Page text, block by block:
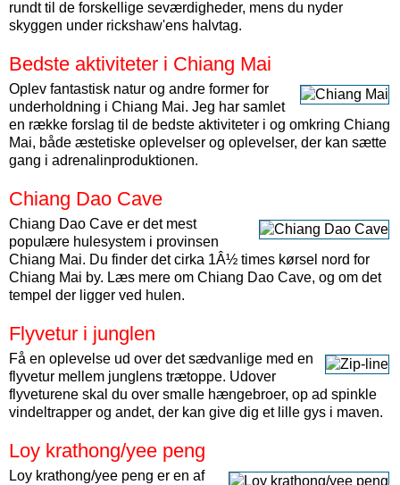
rundt til de forskellige seværdigheder, mens du nyder
skyggen under rickshaw'ens halvtag.
Bedste aktiviteter i Chiang Mai
Oplev fantastisk natur og andre former for
underholdning i Chiang Mai. Jeg har samlet
en række forslag til de bedste aktiviteter i og omkring Chiang
Mai, både æstetiske oplevelser og oplevelser, der kan sætte
gang i adrenalinproduktionen.
Chiang Dao Cave
Chiang Dao Cave er det mest
populære hulesystem i provinsen
Chiang Mai. Du finder det cirka 1Â½ times kørsel nord for
Chiang Mai by. Læs mere om Chiang Dao Cave, og om det
tempel der ligger ved hulen.
Flyvetur i junglen
Få en oplevelse ud over det sædvanlige med en
flyvetur mellem junglens trætoppe. Udover
flyveturene skal du over smalle hængebroer, op ad spinkle
vindeltrapper og andet, der kan give dig et lille gys i maven.
Loy krathong/yee peng
Loy krathong/yee peng er en af